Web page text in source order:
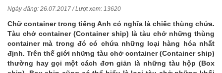
Ngày đăng: 26.07.2017 / Lượt xem: 13620
Chữ container trong tiếng Anh có nghĩa là chiếc thùng chứa.
Tàu chở container (Container ship) là tàu chở những thùng
container mà trong đó có chứa những loại hàng hóa nhất
định. Trên thế giới những tàu chở container (Container ship)
thường hay gọi một cách đơn giản là những tàu hộp (Box